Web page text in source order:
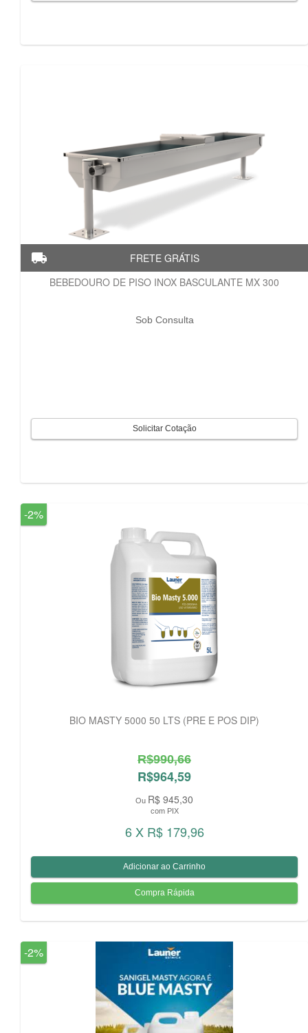
BEBEDOURO DE PISO INOX BASCULANTE MX 300
Sob Consulta
-2%
BIO MASTY 5000 50 LTS (PRE E POS DIP)
R$990,66
R$964,59
Ou R$ 945,30
com PIX
6 X R$ 179,96
-2%